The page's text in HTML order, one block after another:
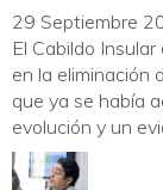
29 Septiembre
El Cabildo
en la eliminación
que ya se había
evolución y un